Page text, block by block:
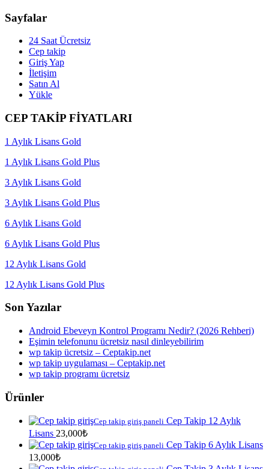
Sayfalar
24 Saat Ücretsiz
Cep takip
Giriş Yap
İletişim
Satın Al
Yükle
CEP TAKİP FİYATLARI
1 Aylık Lisans Gold
1 Aylık Lisans Gold Plus
3 Aylık Lisans Gold
3 Aylık Lisans Gold Plus
6 Aylık Lisans Gold
6 Aylık Lisans Gold Plus
12 Aylık Lisans Gold
12 Aylık Lisans Gold Plus
Son Yazılar
Android Ebeveyn Kontrol Programı Nedir? (2026 Rehberi)
Eşimin telefonunu ücretsiz nasıl dinleyebilirim
wp takip ücretsiz – Ceptakip.net
wp takip uygulaması – Ceptakip.net
wp takip programı ücretsiz
Ürünler
Cep takip giriş paneli Cep Takip 12 Aylık
Lisans 23,000₺
Cep takip giriş paneli Cep Takip 6 Aylık Lisans
13,000₺